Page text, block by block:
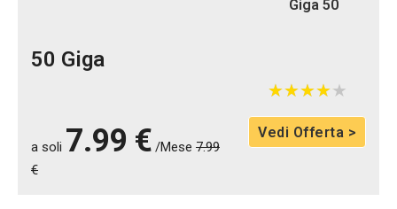
Giga 50
50 Giga
★★★★★
★★★★★
a soli 7.99 € /Mese 7.99
€
Vedi Offerta >